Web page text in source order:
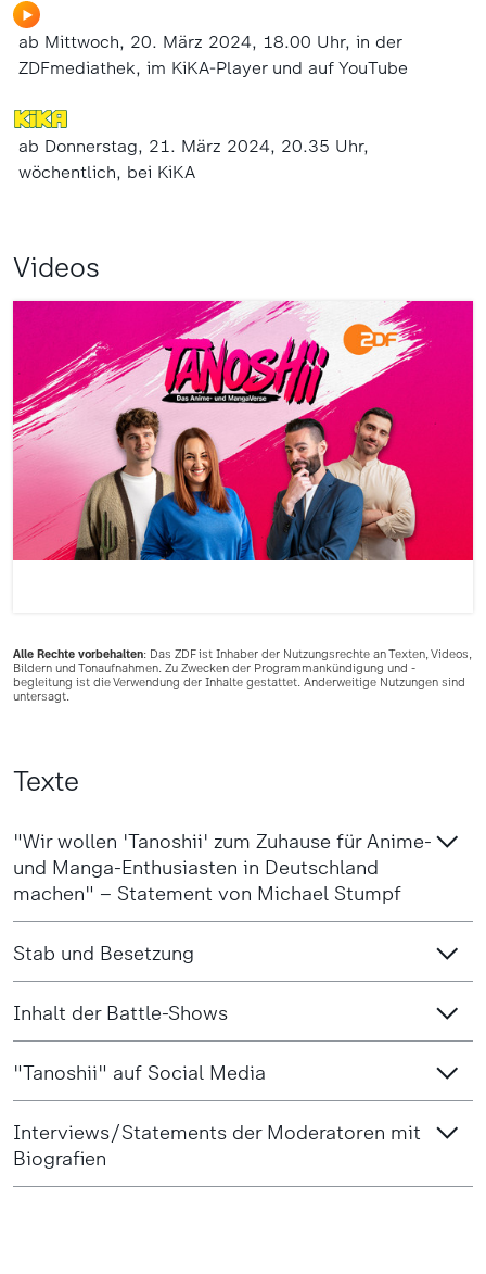
ab Mittwoch, 20. März 2024, 18.00 Uhr, in der
ZDFmediathek, im KiKA-Player und auf YouTube
ab Donnerstag, 21. März 2024, 20.35 Uhr,
wöchentlich, bei KiKA
Videos
Alle Rechte vorbehalten: Das ZDF ist Inhaber der Nutzungsrechte an Texten, Videos,
Bildern und Tonaufnahmen. Zu Zwecken der Programmankündigung und -
begleitung ist die Verwendung der Inhalte gestattet. Anderweitige Nutzungen sind
untersagt.
Texte
"Wir wollen 'Tanoshii' zum Zuhause für Anime-
und Manga-Enthusiasten in Deutschland
machen" – Statement von Michael Stumpf
Stab und Besetzung
Inhalt der Battle-Shows
"Tanoshii" auf Social Media
Interviews/Statements der Moderatoren mit
Biografien